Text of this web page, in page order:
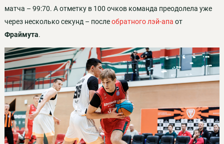
матча – 99:70. А отметку в 100 очков команда преодолела уже
через несколько секунд – послеобратного лэй-апа от
Фраймута.